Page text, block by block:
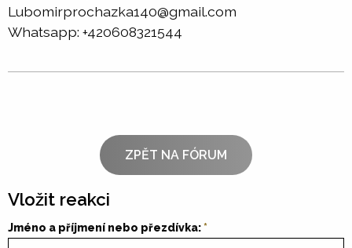
Lubomirprochazka140@gmail.com
Whatsapp: +420608321544
ZPĚT NA FÓRUM
Vložit reakci
Jméno a příjmení nebo přezdívka: